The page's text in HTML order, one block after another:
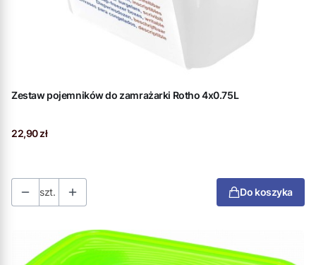
Zestaw pojemników do zamrażarki Rotho 4x0.75L
Cena
22,90 zł
szt. Do koszyka